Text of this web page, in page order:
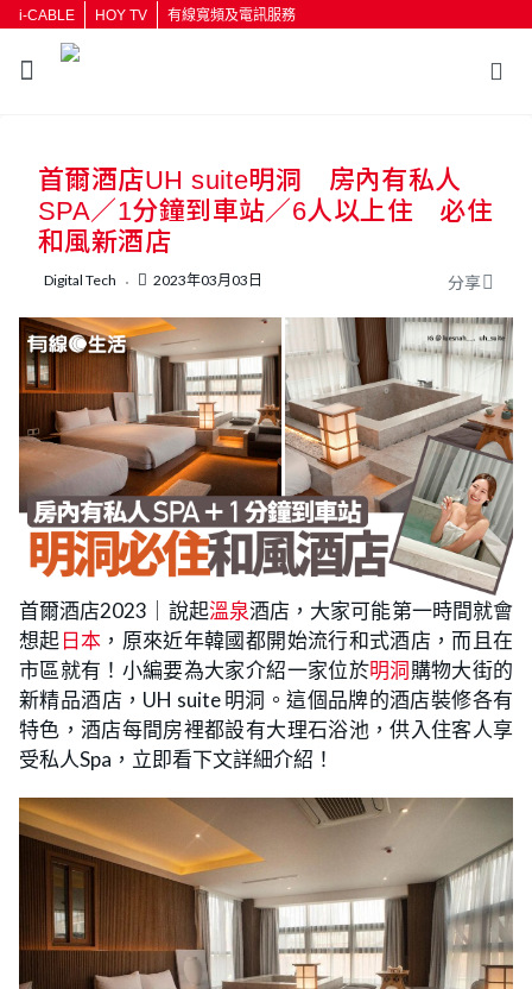
i-CABLE HOY TV 有線寬頻及電訊服務
按輸入鍵開始搜尋
首爾酒店UH suite明洞 房內有私人
SPA／1分鐘到車站／6人以上住 必住
和風新酒店
Digital Tech 2023年03月03日 分享
首爾酒店2023｜說起溫泉酒店，大家可能第一時間就會
想起日本 ，原來近年韓國都開始流行和式酒店，而且在
市區就有！小編要為大家介紹一家位於明洞購物大街的
新精品酒店，UH suite 明洞。這個品牌的酒店裝修各有
特色，酒店每間房裡都設有大理石浴池，供入住客人享
受私人Spa，立即看下文詳細介紹！